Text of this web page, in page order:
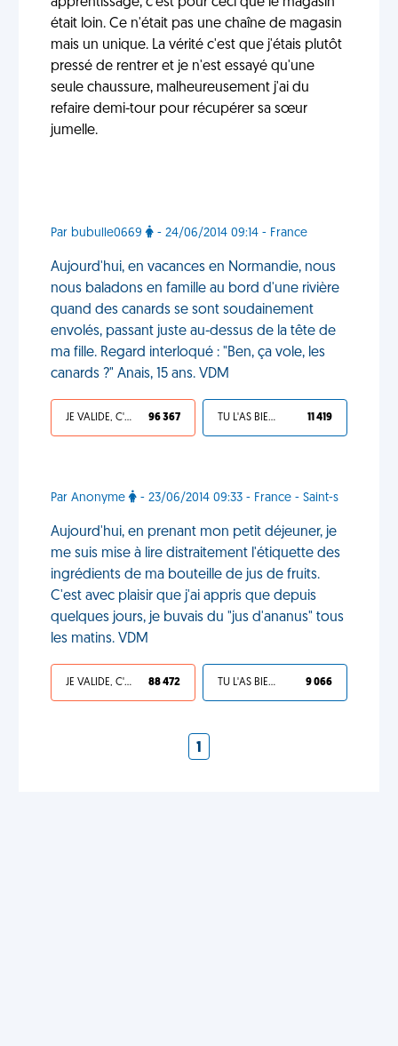
était loin. Ce n'était pas une chaîne de magasin
mais un unique. La vérité c'est que j'étais plutôt
pressé de rentrer et je n'est essayé qu'une
seule chaussure, malheureusement j'ai du
refaire demi-tour pour récupérer sa sœur
jumelle.
Par bubulle0669 - 24/06/2014 09:14 - France
Aujourd'hui, en vacances en Normandie, nous
nous baladons en famille au bord d'une rivière
quand des canards se sont soudainement
envolés, passant juste au-dessus de la tête de
ma fille. Regard interloqué : "Ben, ça vole, les
canards ?" Anais, 15 ans. VDM
JE VALIDE, C'EST UNE VDM 96 367 TU L'AS BIEN MÉRITÉ 11 419
Par Anonyme - 23/06/2014 09:33 - France - Saint-s
Aujourd'hui, en prenant mon petit déjeuner, je
me suis mise à lire distraitement l'étiquette des
ingrédients de ma bouteille de jus de fruits.
C'est avec plaisir que j'ai appris que depuis
quelques jours, je buvais du "jus d'ananus" tous
les matins. VDM
JE VALIDE, C'EST UNE VDM 88 472 TU L'AS BIEN MÉRITÉ 9 066
1